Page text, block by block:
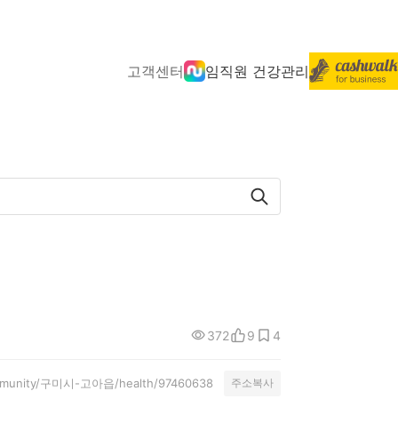
고객센터 임직원 건강관리
372 9 4
구미시-고아읍/health/97460638 주소복사